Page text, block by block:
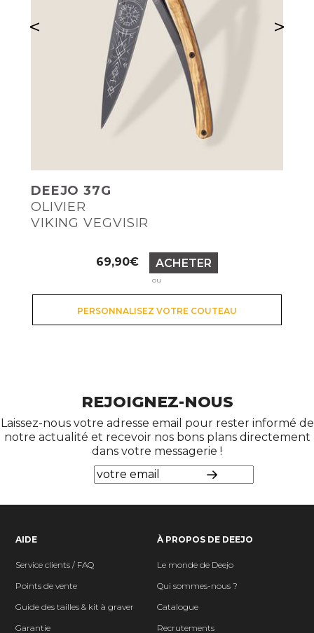
DEEJO 37G
OLIVIER
VIKING VEGVISIR
Prix
69,90€ ACHETER
ou
PERSONNALISEZ VOTRE COUTEAU
< >
REJOIGNEZ-NOUS
Laissez-nous votre adresse email pour rester informé de
notre actualité et recevoir nos bons plans directement
dans votre messagerie !
AIDE
Service clients / FAQ
Points de vente
Guide des tailles & kit à graver
Garantie
À PROPOS DE DEEJO
Le monde de Deejo
Qui sommes-nous ?
Catalogue
Recrutements